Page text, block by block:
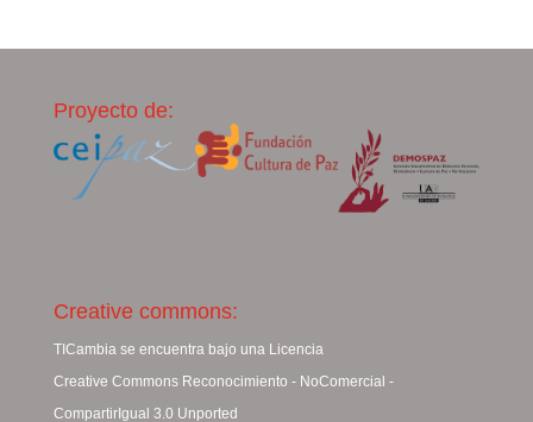
Proyecto de:
Creative commons:
TICambia se encuentra bajo una Licencia
Creative Commons Reconocimiento - NoComercial -
CompartirIgual 3.0 Unported